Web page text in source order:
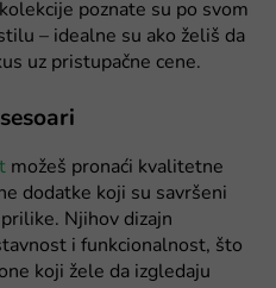
poznate su po svom
– idealne su ako želiš da
uz pristupačne cene.
možeš pronaći kvalitetne
dodatke koji su savršeni
Njihov dizajn
i funkcionalnost, što
koji žele da izgledaju